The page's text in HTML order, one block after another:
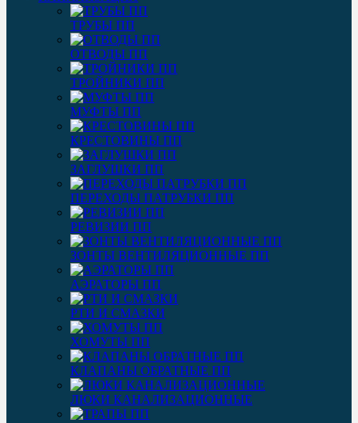
ТРУБЫ ПП
ОТВОДЫ ПП
ТРОЙНИКИ ПП
МУФТЫ ПП
КРЕСТОВИНЫ ПП
ЗАГЛУШКИ ПП
ПЕРЕХОДЫ ПАТРУБКИ ПП
РЕВИЗИИ ПП
ЗОНТЫ ВЕНТИЛЯЦИОННЫЕ ПП
АЭРАТОРЫ ПП
РТИ И СМАЗКИ
ХОМУТЫ ПП
КЛАПАНЫ ОБРАТНЫЕ ПП
ЛЮКИ КАНАЛИЗАЦИОННЫЕ